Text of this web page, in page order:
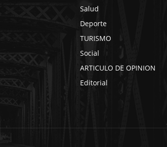
Salud
Deporte
TURISMO
Social
ARTICULO DE OPINION
Editorial